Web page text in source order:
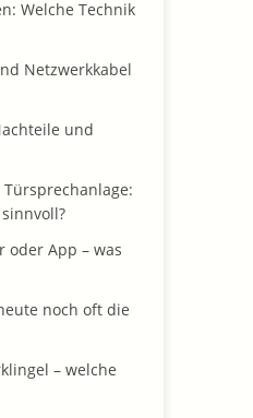
Welche Technik
Netzwerkkabel
und
oder App – was
noch oft die
– welche